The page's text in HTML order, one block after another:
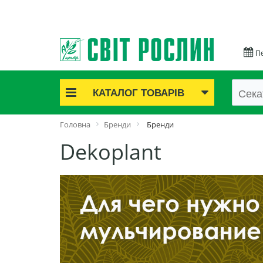
КАТАЛОГ ТОВАРІВ
Акційні товари
Цибулинні квіти
Cаджанці троянд
Саджанці плодово-ягідні
Цибуля та часник
Насіннєва картопля
Насіння і розсада
Саджанці декоративні
Засоби захисту рослин
Добрива
Головна Бренди Бренди
Dekoplant